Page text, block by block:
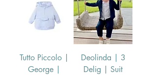
Tutto Piccolo |
George |
Deolinda | 3
Delig | Suit